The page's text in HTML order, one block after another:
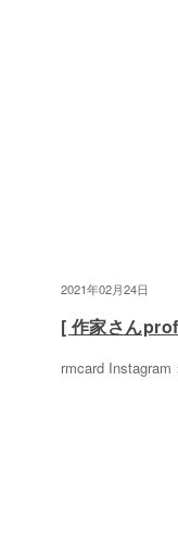
2021年02月24日
[ 作家さん
rmcard Instagram